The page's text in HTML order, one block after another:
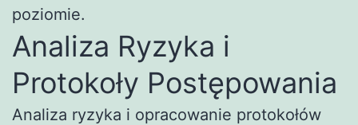
poziomie.
Analiza Ryzyka i
Protokoły Postępowania
Analiza ryzyka i opracowanie protokołów